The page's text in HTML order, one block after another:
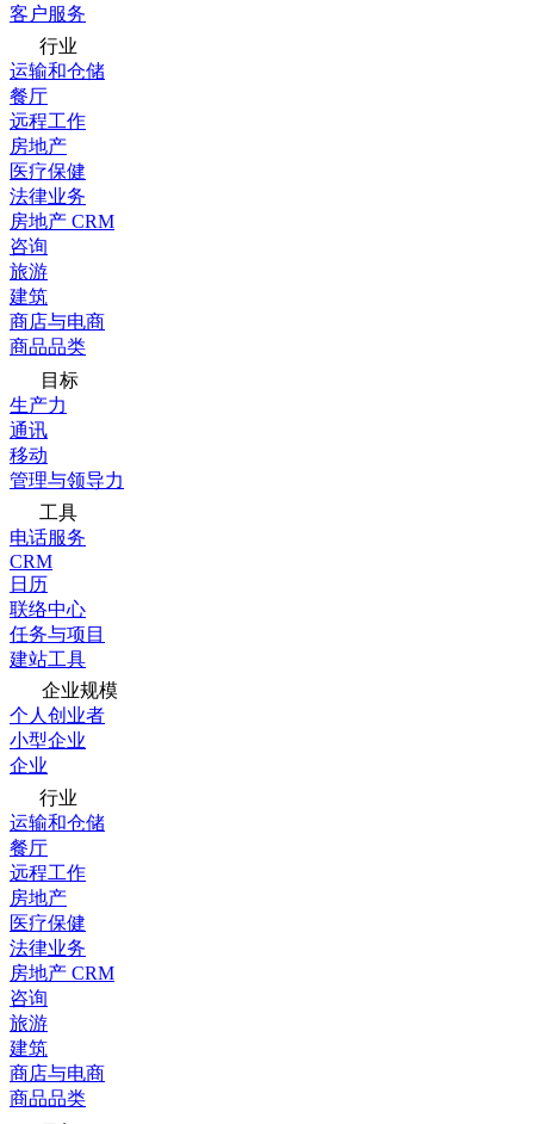
客户服务
行业
运输和仓储
餐厅
远程工作
房地产
医疗保健
法律业务
房地产 CRM
咨询
旅游
建筑
商店与电商
商品品类
目标
生产力
通讯
移动
管理与领导力
工具
电话服务
CRM
日历
联络中心
任务与项目
建站工具
企业规模
个人创业者
小型企业
企业
行业
运输和仓储
餐厅
远程工作
房地产
医疗保健
法律业务
房地产 CRM
咨询
旅游
建筑
商店与电商
商品品类